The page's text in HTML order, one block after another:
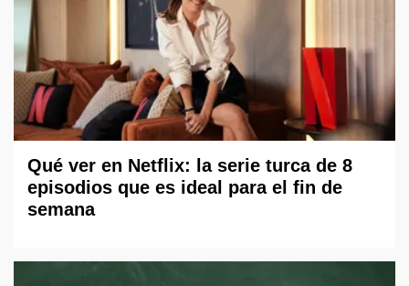
Qué ver en Netflix: la serie turca de 8
episodios que es ideal para el fin de
semana